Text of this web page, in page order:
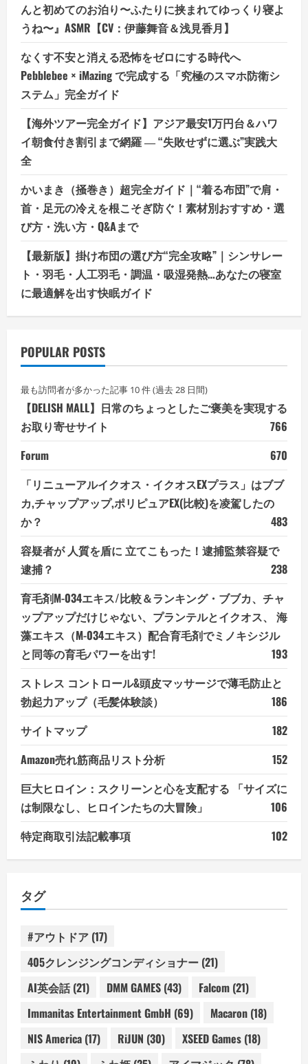
んと初めてのお泊り〜ふたりに挟まれてゆっくり寝よ
うね〜』ASMR【CV：伊藤舞音＆浅見香月】
なくす不安と消える恐怖をゼロにする時代へ
Pebblebee × iMazing で完成する「究極のスマホ防衛シ
ステム」完全ガイド
【海外ツアー完全ガイド】アジア最安1万円台＆ハワ
イ朝食付き割引まで網羅 ― “失敗せずに選ぶ”実践大
全
かいまき（掻巻き）超完全ガイド｜“着る布団”で肩・
首・足元の冷えを根こそぎ防ぐ！素材別おすすめ・選
び方・洗い方・Q&Aまで
【最新版】掛け布団の選び方“完全攻略”｜シンサレー
ト・羽毛・人工羽毛・調温・吸湿発熱…あなたの寝室
に最適解を出す快眠ガイド
POPULAR POSTS
最も訪問者が多かった記事 10 件 (過去 28 日間)
【DELISH MALL】日常のちょっとしたご褒美を実現する
お取り寄せサイト
766
Forum
670
「リニューアルイクオス・イクオスEXプラス」はブブ
カ,チャップアップ,ポリピュアEX(比較)を凌駕したの
か？
483
容疑者が 人質を盾に 立てこもった！逮捕監禁容疑で
逮捕？
238
育毛剤M-034エキス/比較＆ランキング・ブブカ、チャ
ップアップだけじゃない、プランテルとイクオス、 海
藻エキス（M-034エキス）配合育毛剤でミノキシジル
と同等の育毛パワーを出す!
193
ストレス コントロール&頭皮マッサージで薄毛防止と
勃起力アップ（毛髪体験談）
186
サイトマップ
182
Amazon売れ筋商品リスト分析
152
巨大ヒロイン：スクリーンと心を支配する 「サイズに
は制限なし、ヒロインたちの大冒険」
106
特定商取引法記載事項
102
タグ
#アウトドア (17)
405クレンジングコンディショナー (21)
AI英会話(21) DMM GAMES (43) Falcom (21)
Immanitas Entertainment GmbH (69) Macaron (18)
NIS America (17) RiJUN (30) XSEED Games (18)